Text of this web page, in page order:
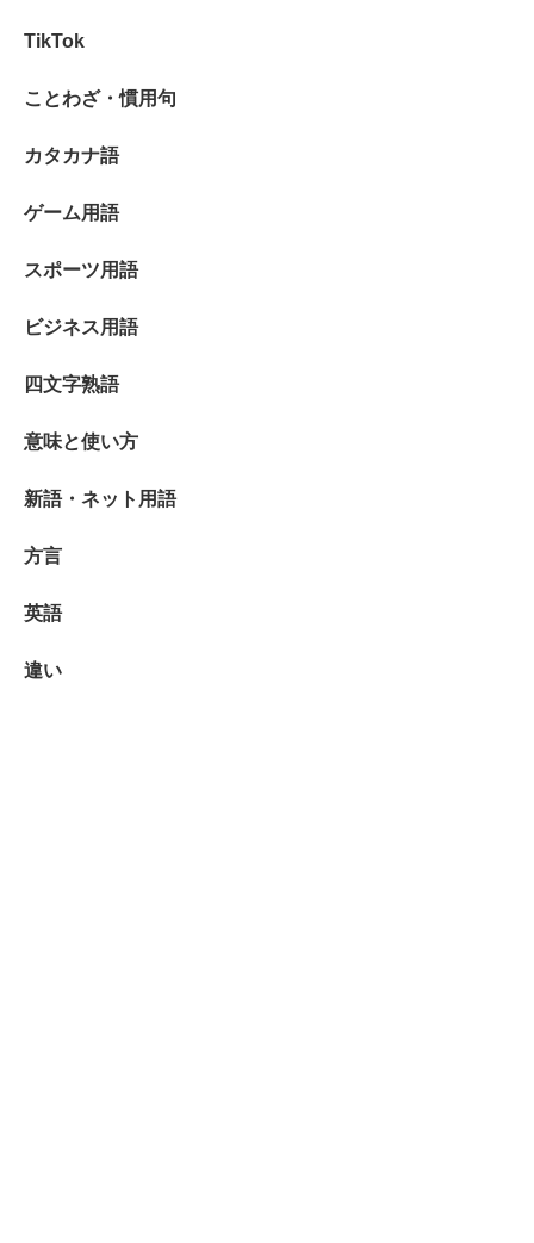
TikTok
ことわざ・慣用句
カタカナ語
ゲーム用語
スポーツ用語
ビジネス用語
四文字熟語
意味と使い方
新語・ネット用語
方言
英語
違い